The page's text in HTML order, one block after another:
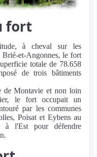
fort
à cheval sur les
Brié-et-Angonnes, le fort
totale de 78.658
de trois bâtiments
de Montavie et non loin
le fort occupait un
par les communes
Poisat et Eybens au
à l'Est pour défendre